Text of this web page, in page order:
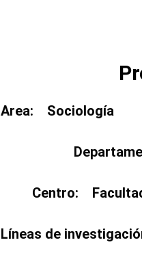
Area: Sociología
Centro:
Líneas de